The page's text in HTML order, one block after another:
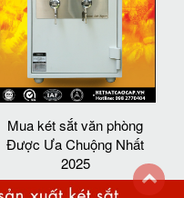
Mua két sắt văn phòng
Được Ưa Chuộng Nhất
2025